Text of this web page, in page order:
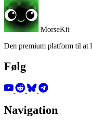
MorseKit
Den premium platform til at
Følg
Navigation